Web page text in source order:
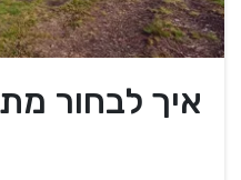
איך לבחור